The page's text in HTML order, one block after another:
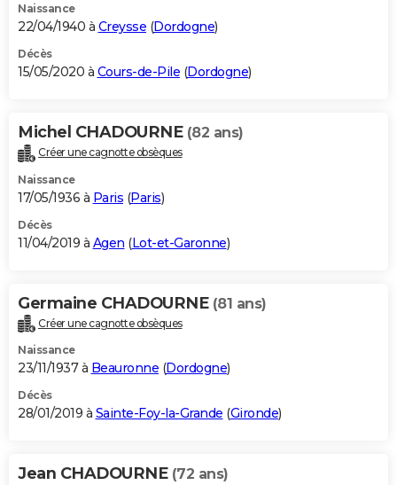
Naissance
22/04/1940 à Creysse (Dordogne)
Décès
15/05/2020 à Cours-de-Pile (Dordogne)
Michel CHADOURNE (82 ans)
Créer une cagnotte obsèques
Naissance
17/05/1936 à Paris (Paris)
Décès
11/04/2019 à Agen (Lot-et-Garonne)
Germaine CHADOURNE (81 ans)
Créer une cagnotte obsèques
Naissance
23/11/1937 à Beauronne (Dordogne)
Décès
28/01/2019 à Sainte-Foy-la-Grande (Gironde)
Jean CHADOURNE (72 ans)